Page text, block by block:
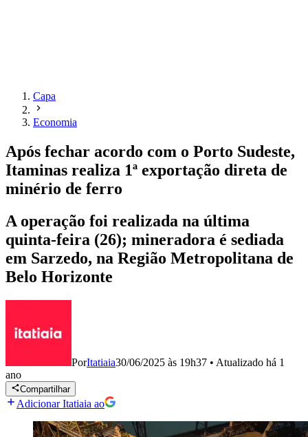
Capa
Economia
Após fechar acordo com o Porto Sudeste,
Itaminas realiza 1ª exportação direta de
minério de ferro
A operação foi realizada na última
quinta-feira (26); mineradora é sediada
em Sarzedo, na Região Metropolitana de
Belo Horizonte
PorItatiaia30/06/2025 às 19h37 • Atualizado há 1
ano
Compartilhar
Adicionar Itatiaia ao